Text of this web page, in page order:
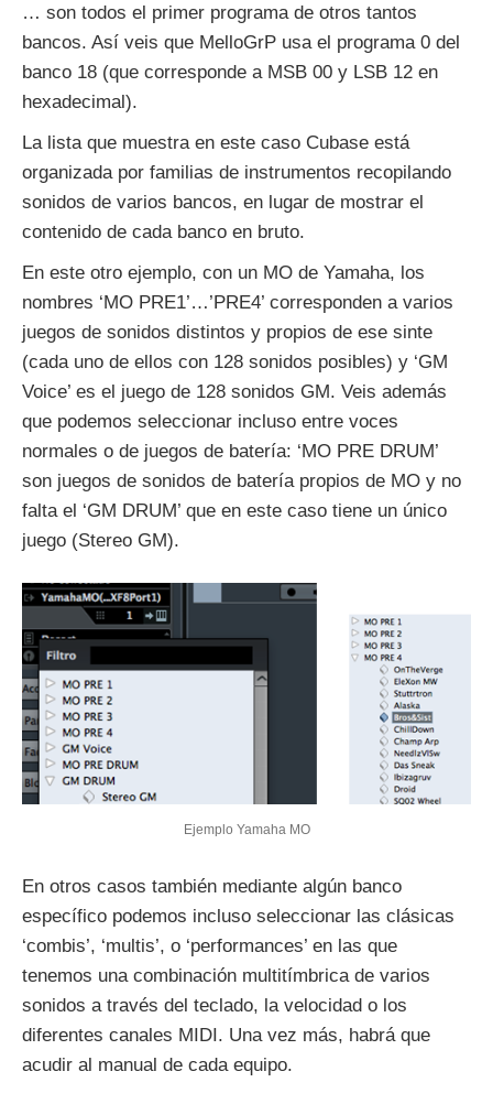
… son todos el primer programa de otros tantos
bancos. Así veis que MelloGrP usa el programa 0 del
banco 18 (que corresponde a MSB 00 y LSB 12 en
hexadecimal).
La lista que muestra en este caso Cubase está
organizada por familias de instrumentos recopilando
sonidos de varios bancos, en lugar de mostrar el
contenido de cada banco en bruto.
En este otro ejemplo, con un MO de Yamaha, los
nombres ‘MO PRE1’…’PRE4’ corresponden a varios
juegos de sonidos distintos y propios de ese sinte
(cada uno de ellos con 128 sonidos posibles) y ‘GM
Voice’ es el juego de 128 sonidos GM. Veis además
que podemos seleccionar incluso entre voces
normales o de juegos de batería: ‘MO PRE DRUM’
son juegos de sonidos de batería propios de MO y no
falta el ‘GM DRUM’ que en este caso tiene un único
juego (Stereo GM).
Ejemplo Yamaha MO
En otros casos también mediante algún banco
específico podemos incluso seleccionar las clásicas
‘combis’, ‘multis’, o ‘performances’ en las que
tenemos una combinación multitímbrica de varios
sonidos a través del teclado, la velocidad o los
diferentes canales MIDI. Una vez más, habrá que
acudir al manual de cada equipo.